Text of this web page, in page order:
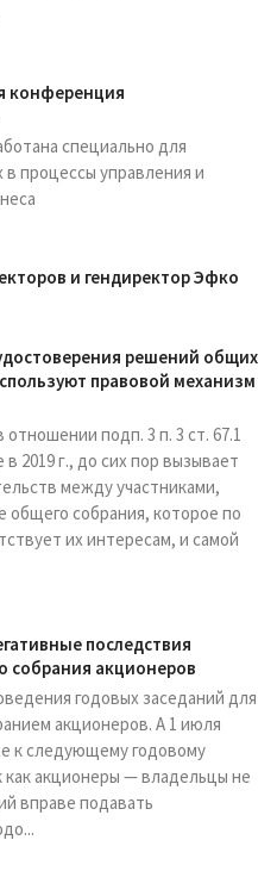
конференция
специально для
процессы управления и
и гендиректор Эфко
решений общих
правовой механизм
подп. 3 п. 3 ст. 67.1
2019 г., до сих пор вызывает
между участниками,
собрания, которое по
их интересам, и самой
последствия
собрания акционеров
годовых заседаний для
акционеров. А 1 июля
к следующему годовому
как акционеры — владельцы не
вправе подавать